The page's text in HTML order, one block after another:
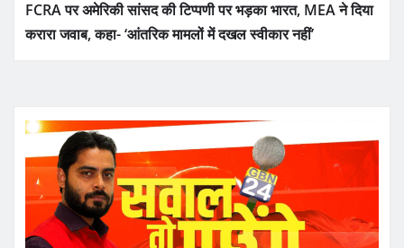
FCRA पर अमेरिकी सांसद की टिप्पणी पर भड़का भारत, MEA ने दिया
करारा जवाब, कहा- ‘आंतरिक मामलों में दखल स्वीकार नहीं’